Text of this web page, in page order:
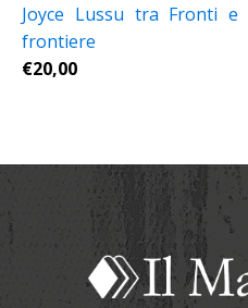
Joyce Lussu tra Fronti e
frontiere
€20,00